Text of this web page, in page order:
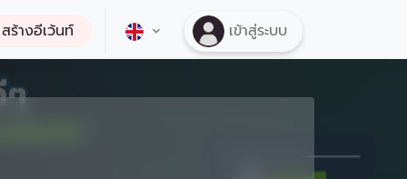
สร้างอีเว้นท์ เข้าสู่ระบบ